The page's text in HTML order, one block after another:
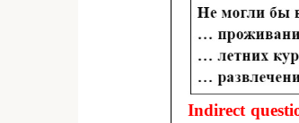
Indirect